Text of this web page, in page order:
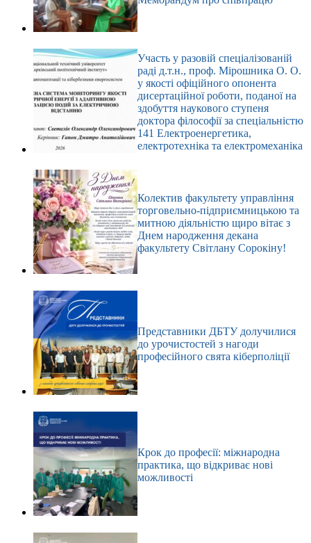
Участь у разовій спеціалізованій
раді д.т.н., проф. Мірошника О. О.
у якості офіційного опонента
дисертаційної роботи, поданої на
здобуття наукового ступеня
доктора філософії за спеціальністю
141 Електроенергетика,
електротехніка та електромеханіка
Колектив факультету управління
торговельно-підприємницькою та
митною діяльністю щиро вітає з
Днем народження декана
факультету Світлану Сорокіну!
Представники ДБТУ долучилися
до урочистостей з нагоди
професійного свята кіберполіції
Крок до професії: міжнародна
практика, що відкриває нові
можливості